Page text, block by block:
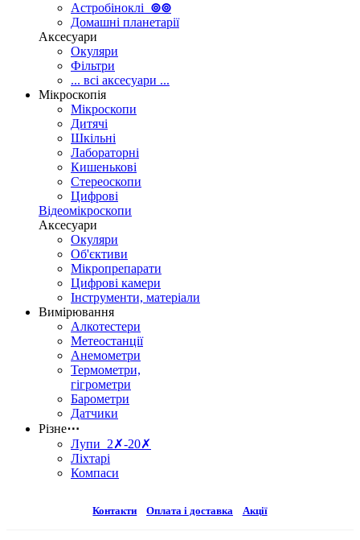
Астробіноклі ⊚⊚
Домашні планетарії
Аксесуари
Окуляри
Фільтри
... всі аксесуари ...
Мікроскопія
Мікроскопи
Дитячі
Шкільні
Лабораторні
Кишенькові
Стереоскопи
Цифрові
Відеомікроскопи
Аксесуари
Окуляри
Об'єктиви
Мікропрепарати
Цифрові камери
Інструменти, матеріали
Вимірювання
Алкотестери
Метеостанції
Анемометри
Термометри,
гігрометри
Барометри
Датчики
Різне⋯
Лупи 2✗-20✗
Ліхтарі
Компаси
Контакти Оплата і доставка Акції